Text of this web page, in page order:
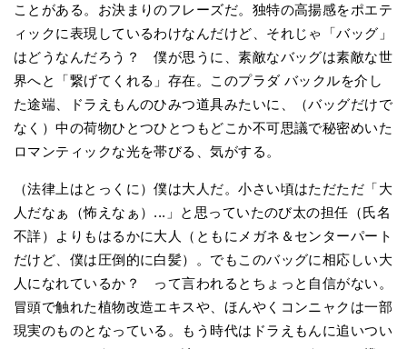
ことがある。お決まりのフレーズだ。独特の高揚感をポエテ
ィックに表現しているわけなんだけど、それじゃ「バッグ」
はどうなんだろう？ 僕が思うに、素敵なバッグは素敵な世
界へと「繋げてくれる」存在。このプラダ バックルを介し
た途端、ドラえもんのひみつ道具みたいに、（バッグだけで
なく）中の荷物ひとつひとつもどこか不可思議で秘密めいた
ロマンティックな光を帯びる、気がする。
（法律上はとっくに）僕は大人だ。小さい頃はただただ「大
人だなぁ（怖えなぁ）...」と思っていたのび太の担任（氏名
不詳）よりもはるかに大人（ともにメガネ＆センターパート
だけど、僕は圧倒的に白髪）。でもこのバッグに相応しい大
人になれているか？ って言われるとちょっと自信がない。
冒頭で触れた植物改造エキスや、ほんやくコンニャクは一部
現実のものとなっている。もう時代はドラえもんに追いつい